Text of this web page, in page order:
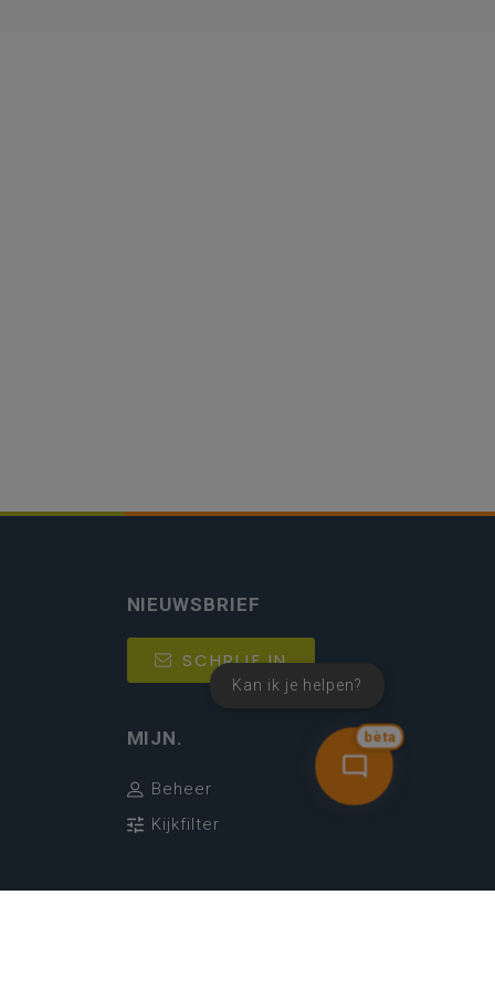
bèta
Kan ik je helpen?
NIEUWSBRIEF
SCHRIJF IN
MIJN.
Beheer
Kijkfilter